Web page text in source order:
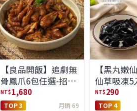
【良品開飯】追劇無
骨鳳爪6包任選-招牌
原味/濃濃蒜香/過癮
麻辣(免運組)
NT$ 1,680
TOP 3 月銷 69
【黑丸嫩
仙草吸凍5
(免運)(預
貨)
NT$ 290
TOP 4